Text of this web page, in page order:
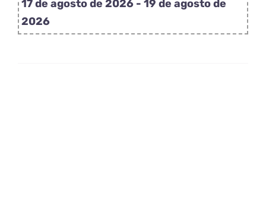
Pig
17 de agosto de 2026 - 19 de agosto de
2026